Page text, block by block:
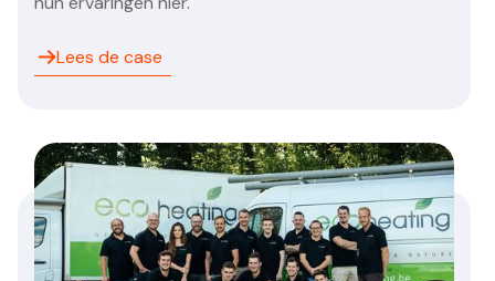
Lees de case